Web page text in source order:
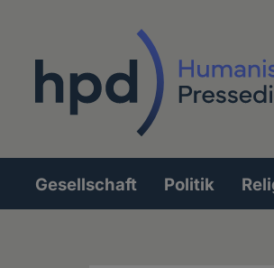
Hauptnavigation
Gesellschaft Politik